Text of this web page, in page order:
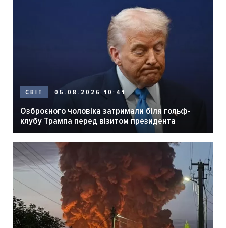
СВІТ 05.08.2026 10:41
Озброєного чоловіка затримали біля гольф-
клубу Трампа перед візитом президента